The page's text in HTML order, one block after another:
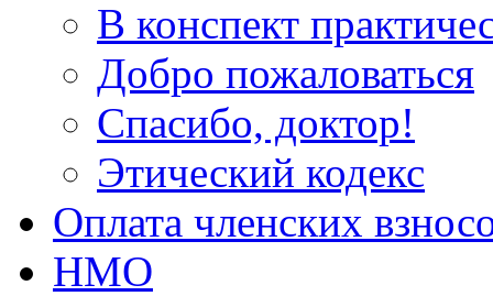
В конспект
Добро пожаловаться
Спасибо, доктор!
Этический кодекс
Оплата членских
НМО